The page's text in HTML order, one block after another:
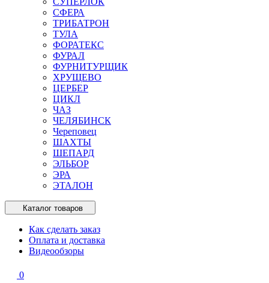
СФЕРА
ТРИБАТРОН
ТУЛА
ФОРАТЕКС
ФУРАЛ
ФУРНИТУРЩИК
ХРУЩЕВО
ЦЕРБЕР
ЦИКЛ
ЧАЗ
ЧЕЛЯБИНСК
Череповец
ШАХТЫ
ШЕПАРД
ЭЛЬБОР
ЭРА
ЭТАЛОН
Каталог товаров
Как сделать заказ
Оплата и доставка
Видеообзоры
0